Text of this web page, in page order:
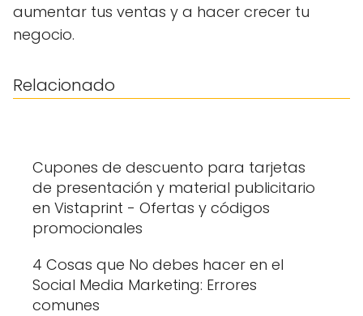
aumentar tus ventas y a hacer crecer tu
negocio.
Relacionado
Cupones de descuento para tarjetas
de presentación y material publicitario
en Vistaprint - Ofertas y códigos
promocionales
4 Cosas que No debes hacer en el
Social Media Marketing: Errores
comunes